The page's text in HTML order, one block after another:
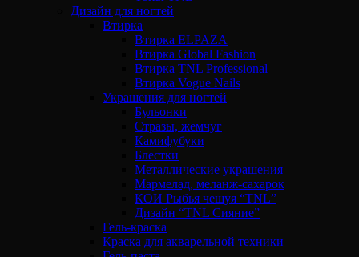
Дизайн для ногтей
Втирка
Втирка ELPAZA
Втирка Global Fashion
Втирка TNL Professional
Втирка Vogue Nails
Украшения для ногтей
Бульонки
Стразы, жемчуг
Камифубуки
Блестки
Металлические украшения
Мармелад, меланж-сахарок
КОИ Рыбья чешуя “TNL”
Дизайн “TNL Сияние”
Гель-краска
Краска для акварельной техники